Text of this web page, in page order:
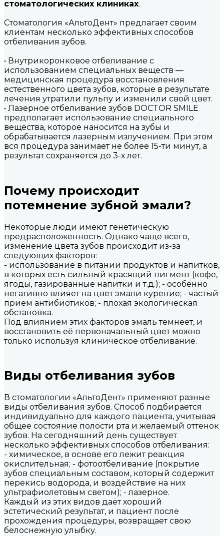
стоматологических клиниках.
Стоматология «АльтоДент» предлагает своим
клиентам несколько эффективных способов
отбеливания зубов.
• Внутрикоронковое отбеливание с
использованием специальных веществ —
медицинская процедура восстановления
естественного цвета зубов, которые в результате
лечения утратили пульпу и изменили свой цвет.
• Лазерное отбеливание зубов DOCTOR SMILE
предполагает использование специального
вещества, которое наносится на зубы и
обрабатывается лазерным излучением. При этом
вся процедура занимает не более 15-ти минут, а
результат сохраняется до 3-х лет.
Почему происходит
потемнение зубной эмали?
Некоторые люди имеют генетическую
предрасположенность. Однако чаще всего,
изменение цвета зубов происходит из-за
следующих факторов:
- использование в питании продуктов и напитков,
в которых есть сильный красящий пигмент (кофе,
ягоды, газированные напитки и т.д.); - особенно
негативно влияет на цвет эмали курение; - частый
приём антибиотиков; - плохая экологическая
обстановка.
Под влиянием этих факторов эмаль темнеет, и
восстановить её первоначальный цвет можно
только используя клиническое отбеливание.
Виды отбеливания зубов
В стоматологии «АльтоДент» применяют разные
виды отбеливания зубов. Способ подбирается
индивидуально для каждого пациента, учитывая
общее состояние полости рта и желаемый оттенок
зубов. На сегодняшний день существует
несколько эффективных способов отбеливания:
- химическое, в основе его лежит реакция
окислительная; - фотоотбеливание (покрытие
зубов специальным составом, который содержит
перекись водорода, и воздействие на них
ультрафиолетовым светом); - лазерное.
Каждый из этих видов даёт хороший
эстетический результат, и пациент после
прохождения процедуры, возвращает свою
белоснежную улыбку.